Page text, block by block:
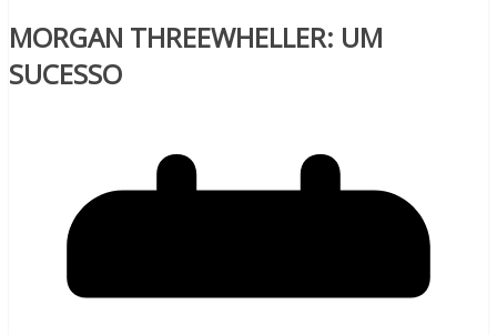
MORGAN THREEWHELLER: UM
SUCESSO